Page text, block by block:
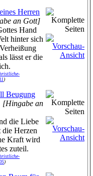
Herren
an Gott]
Hand
hinter sich
lässt er die
)
Beugung
[Hingabe an
die Liebe
die Herzen
Kraft wird
zuteil.
)